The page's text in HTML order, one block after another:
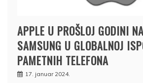
APPLE U PROŠLOJ GODINI
SAMSUNG U GLOBALNOJ
PAMETNIH TELEFONA
17. januar 2024.